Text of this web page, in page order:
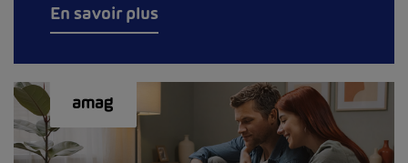
En savoir plus